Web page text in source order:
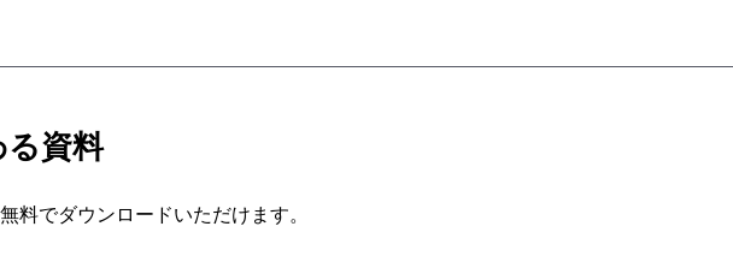
る資料
料でダウンロードいただけます。